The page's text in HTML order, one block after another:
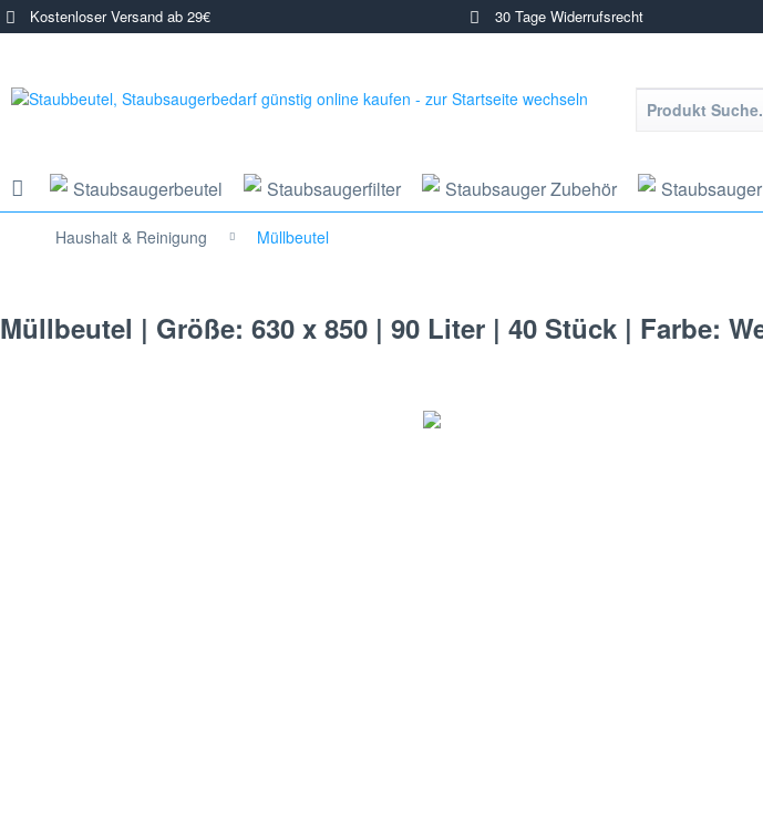
Kostenloser Versand ab 29€ 30 Tage Widerrufsrecht
Staubsaugerbeutel Staubsaugerfilter Staubsauger Zubehör Staubsauger
Haushalt & Reinigung Müllbeutel
Müllbeutel | Größe: 630 x 850 | 90 Liter | 40 Stück | Farbe: